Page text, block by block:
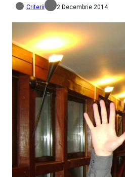
Criterii 2 Decembrie 2014